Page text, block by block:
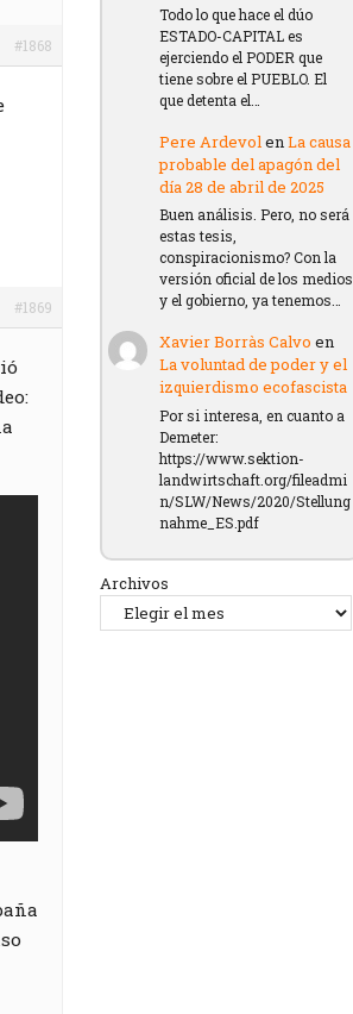
#1868
#1869
Todo lo que hace el dúo
ESTADO-CAPITAL es
ejerciendo el PODER que
tiene sobre el PUEBLO. El
que detenta el…
Pere ArdevolenLa causa
probable del apagón del
día 28 de abril de 2025
Buen análisis. Pero, no será
estas tesis,
conspiracionismo? Con la
versión oficial de los medios
y el gobierno, ya tenemos…
Xavier Borràs Calvo en
La voluntad de poder y el
izquierdismo ecofascista
Por si interesa, en cuanto a
Demeter:
https://www.sektion-
landwirtschaft.org/fileadmi
n/SLW/News/2020/Stellung
nahme_ES.pdf
Archivos